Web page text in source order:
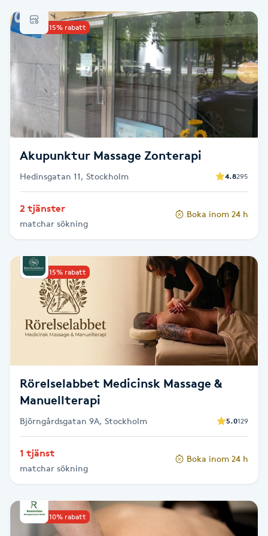
Babylights
Balayage
Bambumassage
Barber
Barnklippning
BIAB
Blowout
Bottenfärg
Brynformning
Brynfärgning
Bröllopsuppsättning
Celluliter
Coachning
Color correction
Upp till 15% rabatt
Akupunktur Massage Zonterapi
Hedinsgatan 11, Stockholm 4.8295
2 tjänster
matchar sökning
Boka inom 24 h
Upp till 15% rabatt
Rörelselabbet Medicinsk Massage &
Manuellterapi
Björngårdsgatan 9A, Stockholm 5.0129
1 tjänst
matchar sökning
Boka inom 24 h
Upp till 10% rabatt